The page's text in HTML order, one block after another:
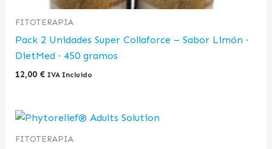
FITOTERAPIA
Pack 2 Unidades Super Collaforce – Sabor Limón ·
DietMed · 450 gramos
12,00 € IVA Incluido
FITOTERAPIA